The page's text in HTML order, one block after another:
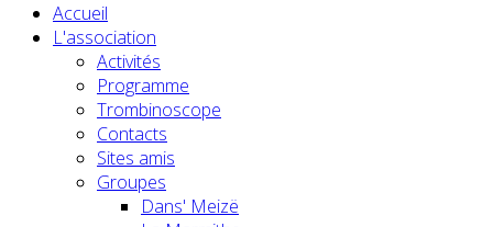
Accueil
L'association
Activités
Programme
Trombinoscope
Contacts
Sites amis
Groupes
Dans' Meizë